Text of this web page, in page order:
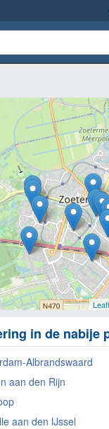
in de nabije
Albrandswaard
aan den Rijn
aan den IJssel